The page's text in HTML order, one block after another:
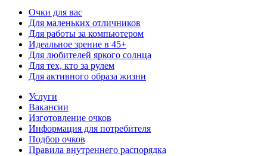
Очки для вас
Для маленьких отличников
Для работы за компьютером
Идеальное зрение в 45+
Для любителей яркого солнца
Для тех, кто за рулем
Для активного образа жизни
Услуги
Вакансии
Изготовление очков
Информация для потребителя
Подбор очков
Правила внутреннего распорядка